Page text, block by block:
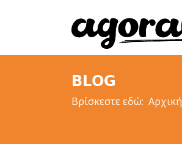
𝗕𝗟𝗢𝗚
Βρίσκεστε εδώ: Αρχική